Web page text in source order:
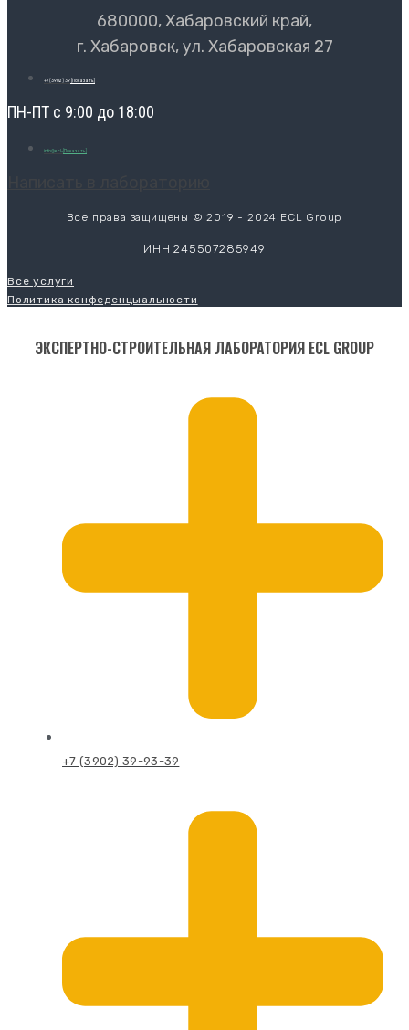
680000, Хабаровский край,
г. Хабаровск, ул. Хабаровская 27
+7 (3902) 39 [Показать]
ПН-ПТ с 9:00 до 18:00
info@ecl- [Показать]
Все права защищены © 2019 - 2024 ECL Group
ИНН 245507285949
Все услуги
Политика конфеденцыальности
ЭКСПЕРТНО-СТРОИТЕЛЬНАЯ ЛАБОРАТОРИЯ ECL GROUP
+7 (3902) 39-93-39